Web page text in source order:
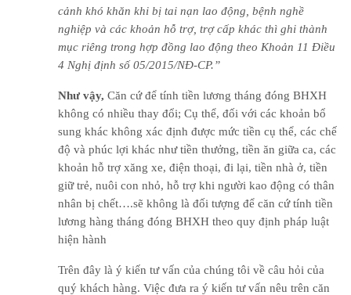
cảnh khó khăn khi bị tai nạn lao động, bệnh nghề
nghiệp và các khoản hỗ trợ, trợ cấp khác thì ghi thành
mục riêng trong hợp đồng lao động theo Khoản 11 Điều
4 Nghị định số 05/2015/NĐ-CP.”
Như vậy, Căn cứ để tính tiền lương tháng đóng BHXH
không có nhiều thay đổi; Cụ thể, đối với các khoản bổ
sung khác không xác định được mức tiền cụ thể, các chế
độ và phúc lợi khác như tiền thưởng, tiền ăn giữa ca, các
khoản hỗ trợ xăng xe, điện thoại, đi lại, tiền nhà ở, tiền
giữ trẻ, nuôi con nhỏ, hỗ trợ khi người kao động có thân
nhân bị chết….sẽ không là đối tượng để căn cứ tính tiền
lương hàng tháng đóng BHXH theo quy định pháp luật
hiện hành
Trên đây là ý kiến tư vấn của chúng tôi về câu hỏi của
quý khách hàng. Việc đưa ra ý kiến tư vấn nêu trên căn